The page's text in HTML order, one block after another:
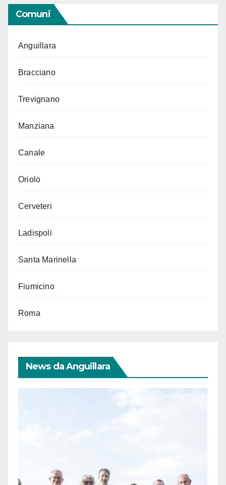
Comuni
Anguillara
Bracciano
Trevignano
Manziana
Canale
Oriolo
Cerveteri
Ladispoli
Santa Marinella
Fiumicino
Roma
News da Anguillara